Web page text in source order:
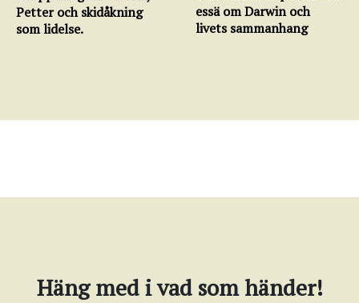
Petter och skidåkning
som lidelse.
essä om Darwin och
livets sammanhang
Häng med i vad som händer!